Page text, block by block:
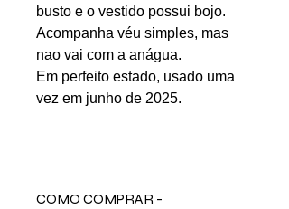
busto e o vestido possui bojo.
Acompanha véu simples, mas
nao vai com a anágua.
Em perfeito estado, usado uma
vez em junho de 2025.
COMO COMPRAR -